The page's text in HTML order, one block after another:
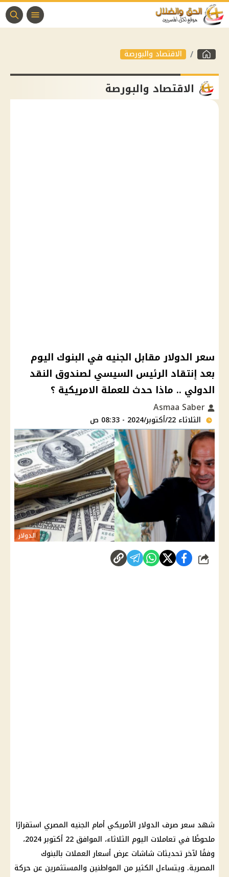
الاقتصاد والبورصة
الاقتصاد والبورصة
سعر الدولار مقابل الجنيه في البنوك اليوم
بعد إنتقاد الرئيس السيسي لصندوق النقد
الدولي .. ماذا حدث للعملة الامريكية ؟
الثلاثاء 22/أكتوبر/2024 - 08:33 ص
الدولار
شارك
شهد سعر صرف الدولار الأمريكي أمام الجنيه المصري استقرارًا
ملحوظًا في تعاملات اليوم
الثلاثاء، الموافق 22 أكتوبر 2024،
وفقًا لآخر تحديثات شاشات عرض أسعار العملات بالبنوك
المصرية. ويتساءل الكثير من المواطنين والمستثمرين عن حركة